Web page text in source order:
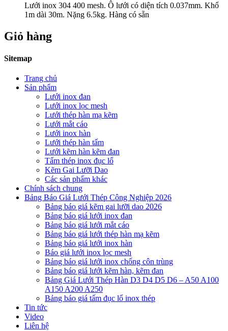
Lưới inox 304 400 mesh. Ô lưới có diện tích 0.037mm. Khổ
1m dài 30m. Nặng 6.5kg. Hàng có sẵn
Giỏ hàng
Sitemap
Trang chủ
Sản phẩm
Lưới inox đan
Lưới inox lọc mesh
Lưới thép hàn mạ kẽm
Lưới mắt cáo
Lưới inox hàn
Lưới thép hàn tấm
Lưới kẽm hàn kẽm đan
Tấm thép inox đục lổ
Kẽm Gai Lưỡi Dao
Các sản phẩm khác
Chính sách chung
Bảng Báo Giá Lưới Thép Công Nghiệp 2026
Bảng báo giá kẽm gai lưỡi dao 2026
Bảng báo giá lưới inox đan
Bảng báo giá lưới mắt cáo
Bảng báo giá lưới thép hàn mạ kẽm
Bảng báo giá lưới inox hàn
Báo giá lưới inox lọc mesh
Bảng báo giá lưới inox chống côn trùng
Bảng báo giá lưới kẽm hàn, kẽm đan
Bảng Giá Lưới Thép Hàn D3 D4 D5 D6 – A50 A100
A150 A200 A250
Bảng báo giá tấm đục lổ inox thép
Tin tức
Video
Liên hệ